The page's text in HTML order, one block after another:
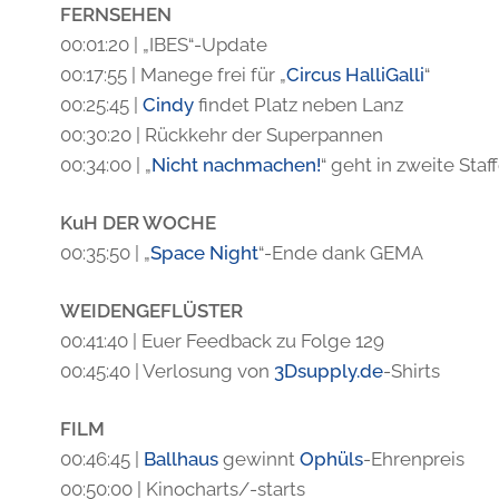
FERNSEHEN
00:01:20 | „IBES“-Update
00:17:55 | Manege frei für „Circus HalliGalli“
00:25:45 | Cindyfindet Platz neben Lanz
00:30:20 | Rückkehr der Superpannen
00:34:00 | „Nicht nachmachen!“ geht in zweite
KuH DER WOCHE
00:35:50 | „Space Night“-Ende dank GEMA
WEIDENGEFLÜSTER
00:41:40 | Euer Feedback zu Folge 129
00:45:40 | Verlosung von 3Dsupply.de-Shirts
FILM
00:46:45 | Ballhausgewinnt Ophüls-Ehrenpreis
00:50:00 | Kinocharts/-starts